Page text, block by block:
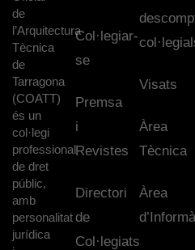
de
l’Arquitectura
Tècnica
de
Tarragona
(COATT)
és un
col·legi
professional
de dret
públic,
amb
personalitat
jurídica
Col·legiar-
se
Premsa
i
Revistes
Directori
de
Col·legiats
Visats
Àrea
Tècnica
Àrea